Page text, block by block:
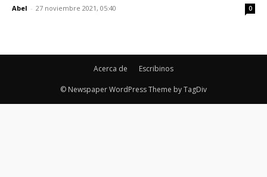
Abel - 27 noviembre 2021, 05:40 0
Acerca de Escribinos
© Newspaper WordPress Theme by TagDiv